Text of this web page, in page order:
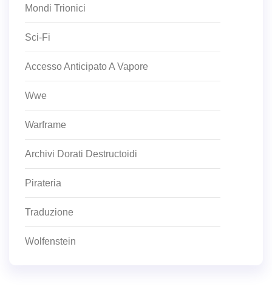
Mondi Trionici
Sci-Fi
Accesso Anticipato A Vapore
Wwe
Warframe
Archivi Dorati Destructoidi
Pirateria
Traduzione
Wolfenstein